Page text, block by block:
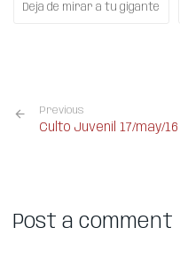
Deja de mirar a tu gigante
Previous
Culto Juvenil 17/may/16
Post a comment